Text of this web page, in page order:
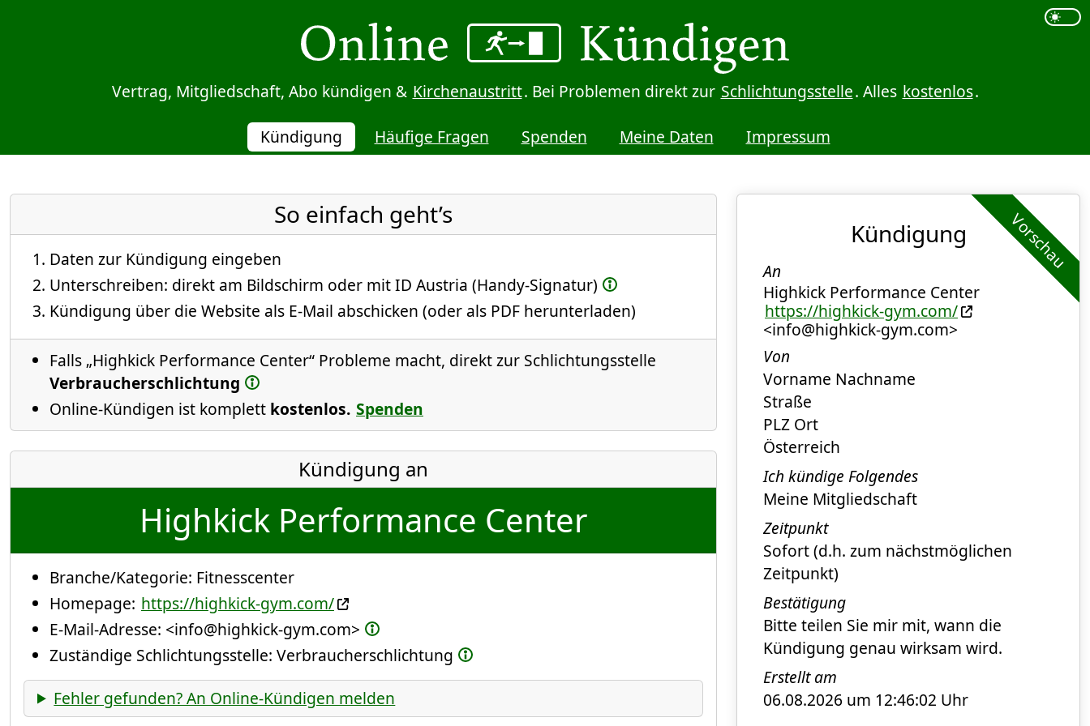
Vertrag, Mitgliedschaft, Abo kündigen & Kirchenaustritt. Bei Problemen direkt zur Schlichtungsstelle. Alles kostenlos.
Kündigung Häufige Fragen Spenden Meine Daten Impressum
So einfach geht’s
Daten zur Kündigung eingeben
Unterschreiben: direkt am Bildschirm oder mit ID Austria (Handy-Signatur)
Kündigung über die Website als E-Mail abschicken (oder als PDF herunterladen)
Falls „Highkick Performance Center“ Probleme macht, direkt zur Schlichtungsstelle
Verbraucherschlichtung
Online-Kündigen ist komplett kostenlos. Spenden
Kündigung an
Highkick Performance Center
Branche/Kategorie: Fitnesscenter
Homepage: https://highkick-gym.com/
E-Mail-Adresse: <info@highkick-gym.com>
Zuständige Schlichtungsstelle: Verbraucherschlichtung
Fehler gefunden? An Online-Kündigen melden
Vorschau
Kündigung
An
Highkick Performance Center
https://highkick-gym.com/
<info@highkick-gym.com>
Von
Vorname Nachname
Straße
PLZ Ort
Österreich
Ich kündige Folgendes
Meine Mitgliedschaft
Zeitpunkt
Sofort (d.h. zum nächstmöglichen
Zeitpunkt)
Bestätigung
Bitte teilen Sie mir mit, wann die
Kündigung genau wirksam wird.
Erstellt am
06.08.2026 um 12:46:02 Uhr